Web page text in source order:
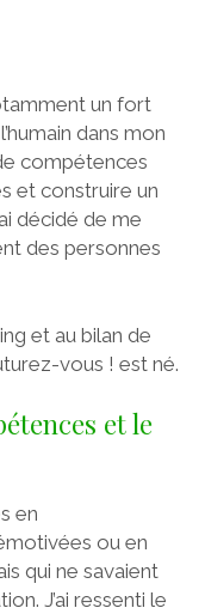
un fort
dans mon
compétences
et construire un
décidé de me
des personnes
et au bilan de
vous ! est né.
et le
en
ou en
qui ne savaient
J’ai ressenti le